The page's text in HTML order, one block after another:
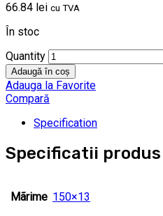
66.84 lei cu TVA
În stoc
Quantity
Adaugă în coș
Adauga la Favorite
Compară
Specification
Specificatii produs
Mãrime 150×13